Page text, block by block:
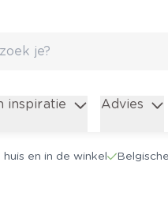
inspiratie Advies
en in de winkel